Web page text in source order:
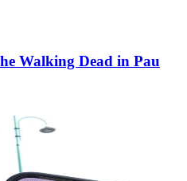
Walking Dead in Pau